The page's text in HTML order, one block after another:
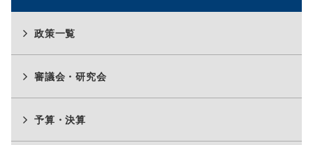
政策一覧
審議会・研究会
予算・決算